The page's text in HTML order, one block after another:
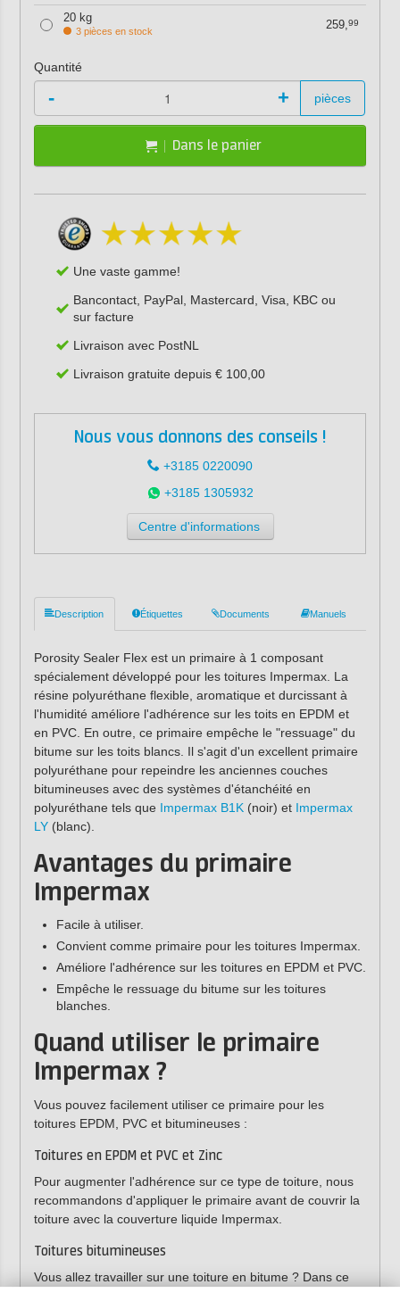
20 kg
3 pièces en stock 259,99
Quantité
- + pièces
Dans le panier
Une vaste gamme!
Bancontact, PayPal, Mastercard, Visa, KBC ou
sur facture
Livraison avec PostNL
Livraison gratuite depuis € 100,00
Nous vous donnons des conseils !
+3185 0220090
+3185 1305932
Centre d'informations
Description Étiquettes Documents Manuels
Porosity Sealer Flex est un primaire à 1 composant
spécialement développé pour les toitures Impermax. La
résine polyuréthane flexible, aromatique et durcissant à
l'humidité améliore l'adhérence sur les toits en EPDM et
en PVC. En outre, ce primaire empêche le "ressuage" du
bitume sur les toits blancs. Il s'agit d'un excellent primaire
polyuréthane pour repeindre les anciennes couches
bitumineuses avec des systèmes d'étanchéité en
polyuréthane tels que Impermax B1K(noir) et Impermax
LY(blanc).
Avantages du primaire
Impermax
Facile à utiliser.
Convient comme primaire pour les toitures Impermax.
Améliore l'adhérence sur les toitures en EPDM et PVC.
Empêche le ressuage du bitume sur les toitures
blanches.
Quand utiliser le primaire
Impermax ?
Vous pouvez facilement utiliser ce primaire pour les
toitures EPDM, PVC et bitumineuses :
Toitures en EPDM et PVC et Zinc
Pour augmenter l'adhérence sur ce type de toiture, nous
recommandons d'appliquer le primaire avant de couvrir la
toiture avec la couverture liquide Impermax.
Toitures bitumineuses
Vous allez travailler sur une toiture en bitume ? Dans ce